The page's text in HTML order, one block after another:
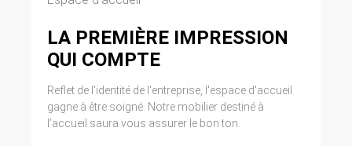
LA PREMIÈRE IMPRESSION
QUI COMPTE
Reflet de l'identité de l'entreprise, l'espace d'accueil
gagne à être soigné. Notre mobilier destiné à
l’accueil saura vous assurer le bon ton.